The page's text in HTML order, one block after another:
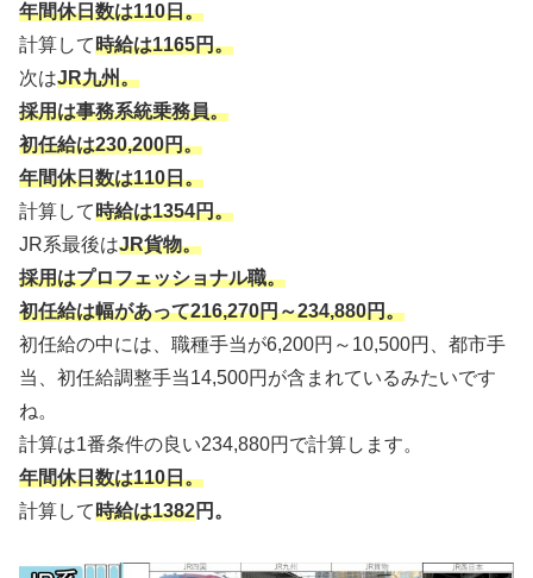
年間休日数は110日。
計算して時給は1165円。
次はJR九州。
採用は事務系統乗務員。
初任給は230,200円。
年間休日数は110日。
計算して時給は1354円。
JR系最後はJR貨物。
採用はプロフェッショナル職。
初任給は幅があって216,270円～234,880円。
初任給の中には、職種手当が6,200円～10,500円、都市手
当、初任給調整手当14,500円が含まれているみたいです
ね。
計算は1番条件の良い234,880円で計算します。
年間休日数は110日。
計算して時給は1382円。